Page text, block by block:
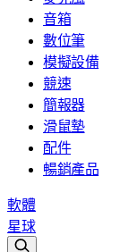
音箱
數位筆
模擬設備
競速
簡報器
滑鼠墊
配件
暢銷產品
軟體
星球